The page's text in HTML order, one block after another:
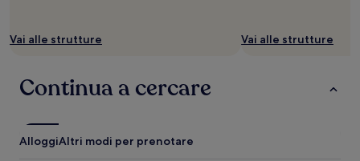
Vai alle strutture Vai alle strutture
Continua a cercare
AlloggiAltri modi per prenotare